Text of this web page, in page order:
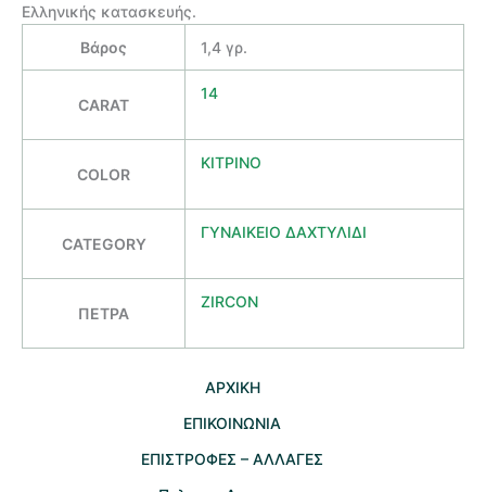
Ελληνικής κατασκευής.
Βάρος
1,4 γρ.
CARAT
14
COLOR
ΚΙΤΡΙΝΟ
CATEGORY
ΓΥΝΑΙΚΕΙΟ ΔΑΧΤΥΛΙΔΙ
ΠΕΤΡΑ
ZIRCON
AΡΧΙΚΗ
ΕΠΙΚΟΙΝΩΝΙΑ
EΠΙΣΤΡΟΦΕΣ – ΑΛΛΑΓΕΣ